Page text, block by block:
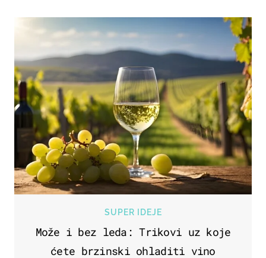
SUPER IDEJE
Može i bez leda: Trikovi uz koje
ćete brzinski ohladiti vino